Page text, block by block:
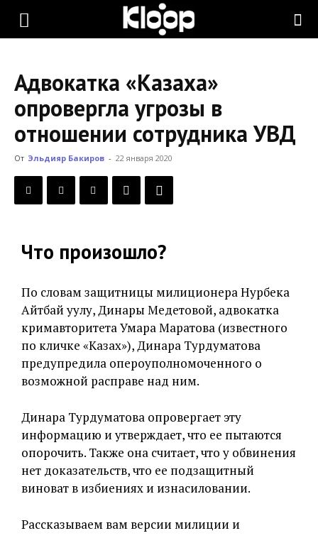
KLOOP.KG
Новости
Кыргызстана
Адвокатка «Казаха»
опровергла угрозы в
отношении сотрудника УВД
От Эльдияр Бакиров - 22 января 2020
Что произошло?
По словам защитницы милиционера Нурбека
Айтбай уулу, Динары Медетовой, адвокатка
кримавторитета Умара Маратова (известного
по кличке «Казах»), Динара Турдуматова
предупредила опероуполномоченного о
возможной расправе над ним.
Динара Турдуматова опровергает эту
информацию и утверждает, что ее пытаются
опорочить. Также она считает, что у обвинения
нет доказательств, что ее подзащитный
виноват в избиениях и изнасиловании.
Рассказываем вам версии милиции и